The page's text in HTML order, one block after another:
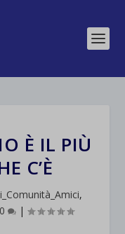
È IL PIÙ
C’È
,
0 |